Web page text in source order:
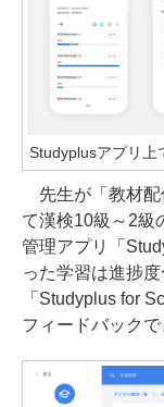
Studyplusアプリ上
先生が「教材配
て漢検10級～2級
管理アプリ「
った学習は進捗
「Studyplus for
フィードバックで